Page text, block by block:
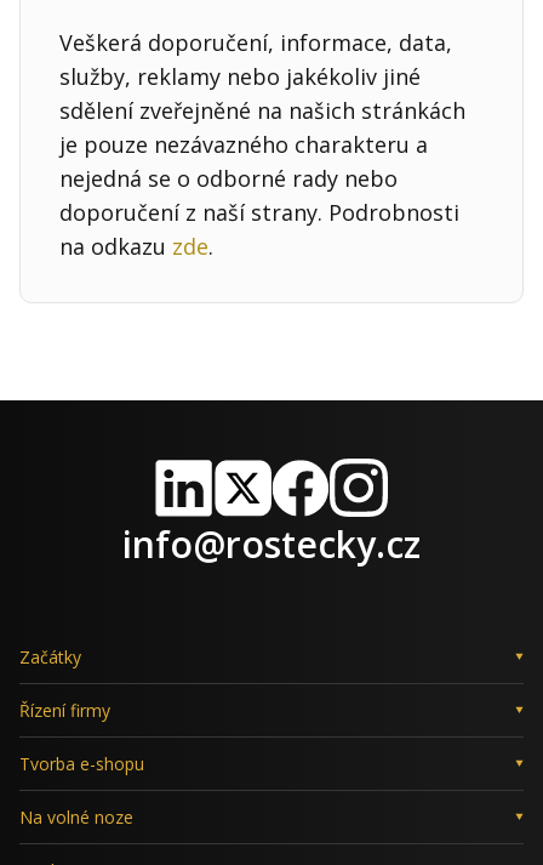
Veškerá doporučení, informace, data,
služby, reklamy nebo jakékoliv jiné
sdělení zveřejněné na našich stránkách
je pouze nezávazného charakteru a
nejedná se o odborné rady nebo
doporučení z naší strany. Podrobnosti
na odkazu zde.
LinkedIn
X FacebookInstagram
info@rostecky.cz
Začátky
Řízení firmy
Tvorba e-shopu
Na volné noze